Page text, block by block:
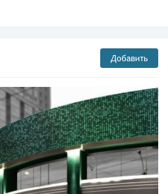
Добавить